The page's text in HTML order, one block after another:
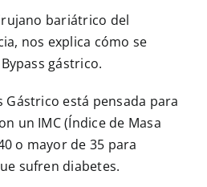
bariátrico del
nos explica cómo se
gástrico.
Gástrico está pensada para
un IMC (Índice de Masa
o mayor de 35 para
sufren diabetes.